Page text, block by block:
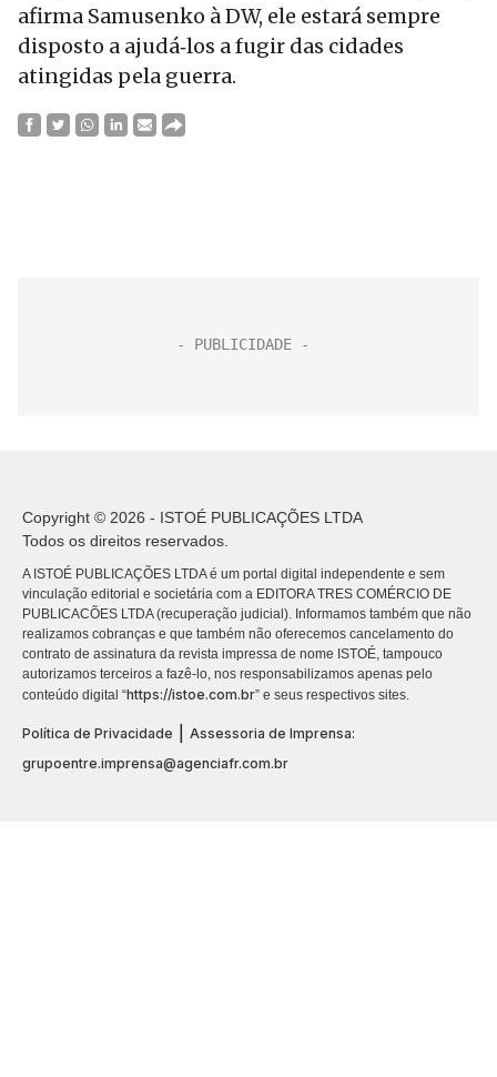
afirma Samusenko à DW, ele estará sempre
disposto a ajudá‑los a fugir das cidades
atingidas pela guerra.
Copyright © 2026 - ISTOÉ PUBLICAÇÕES LTDA
Todos os direitos reservados.
A ISTOÉ PUBLICAÇÕES LTDA é um portal digital independente e sem
vinculação editorial e societária com a EDITORA TRES COMÉRCIO DE
PUBLICACÕES LTDA (recuperação judicial). Informamos também que não
realizamos cobranças e que também não oferecemos cancelamento do
contrato de assinatura da revista impressa de nome ISTOÉ, tampouco
autorizamos terceiros a fazê-lo, nos responsabilizamos apenas pelo
conteúdo digital “https://istoe.com.br” e seus respectivos sites.
Política de Privacidade
Assessoria de Imprensa:
grupoentre.imprensa@agenciafr.com.br